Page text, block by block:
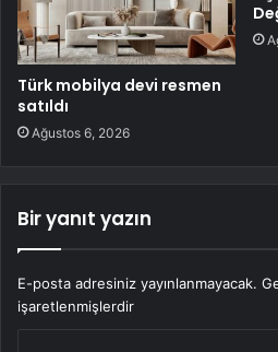
Türk mobilya devi resmen
satıldı
Ağustos 6, 2026
Bir yanıt yazın
E-posta adresiniz yayınlanmayacak.
işaretlenmişlerdir